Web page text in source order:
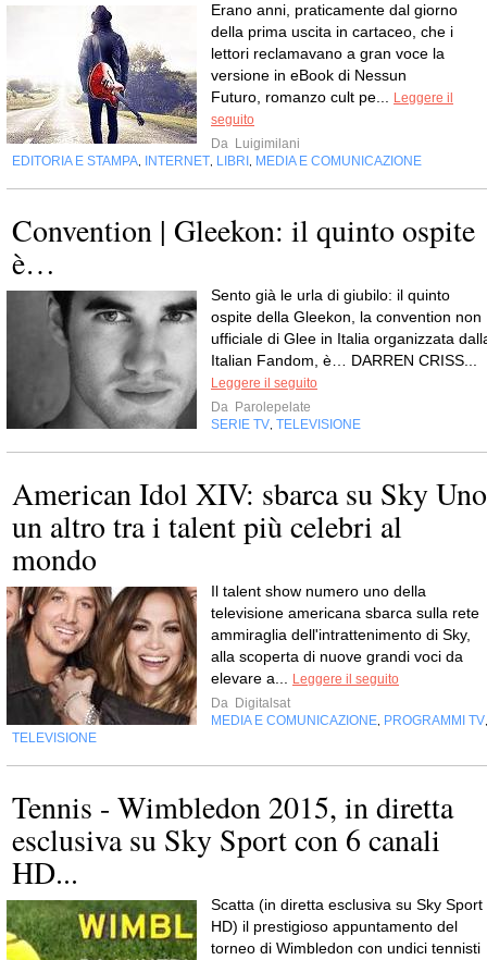
Erano anni, praticamente dal giorno
della prima uscita in cartaceo, che i
lettori reclamavano a gran voce la
versione in eBook di Nessun
Futuro, romanzo cult pe... Leggere il
seguito
Da Luigimilani
EDITORIA E STAMPA, INTERNET, LIBRI , MEDIA E COMUNICAZIONE
Convention | Gleekon: il quinto ospite
è…
Sento già le urla di giubilo: il quinto
ospite della Gleekon, la convention non
ufficiale di Glee in Italia organizzata
Italian Fandom, è… DARREN CRISS...
Leggere il seguito
Da Parolepelate
SERIE TV, TELEVISIONE
American Idol XIV: sbarca su Sky Uno
un altro tra i talent più celebri al
mondo
Il talent show numero uno della
televisione americana sbarca sulla rete
ammiraglia dell'intrattenimento di Sky,
alla scoperta di nuove grandi voci da
elevare a... Leggere il seguito
Da Digitalsat
MEDIA E COMUNICAZIONE, PROGRAMMI TV,
TELEVISIONE
Tennis - Wimbledon 2015, in diretta
esclusiva su Sky Sport con 6 canali
HD...
Scatta (in diretta esclusiva su Sky Sport
HD) il prestigioso appuntamento del
torneo di Wimbledon con undici tennisti